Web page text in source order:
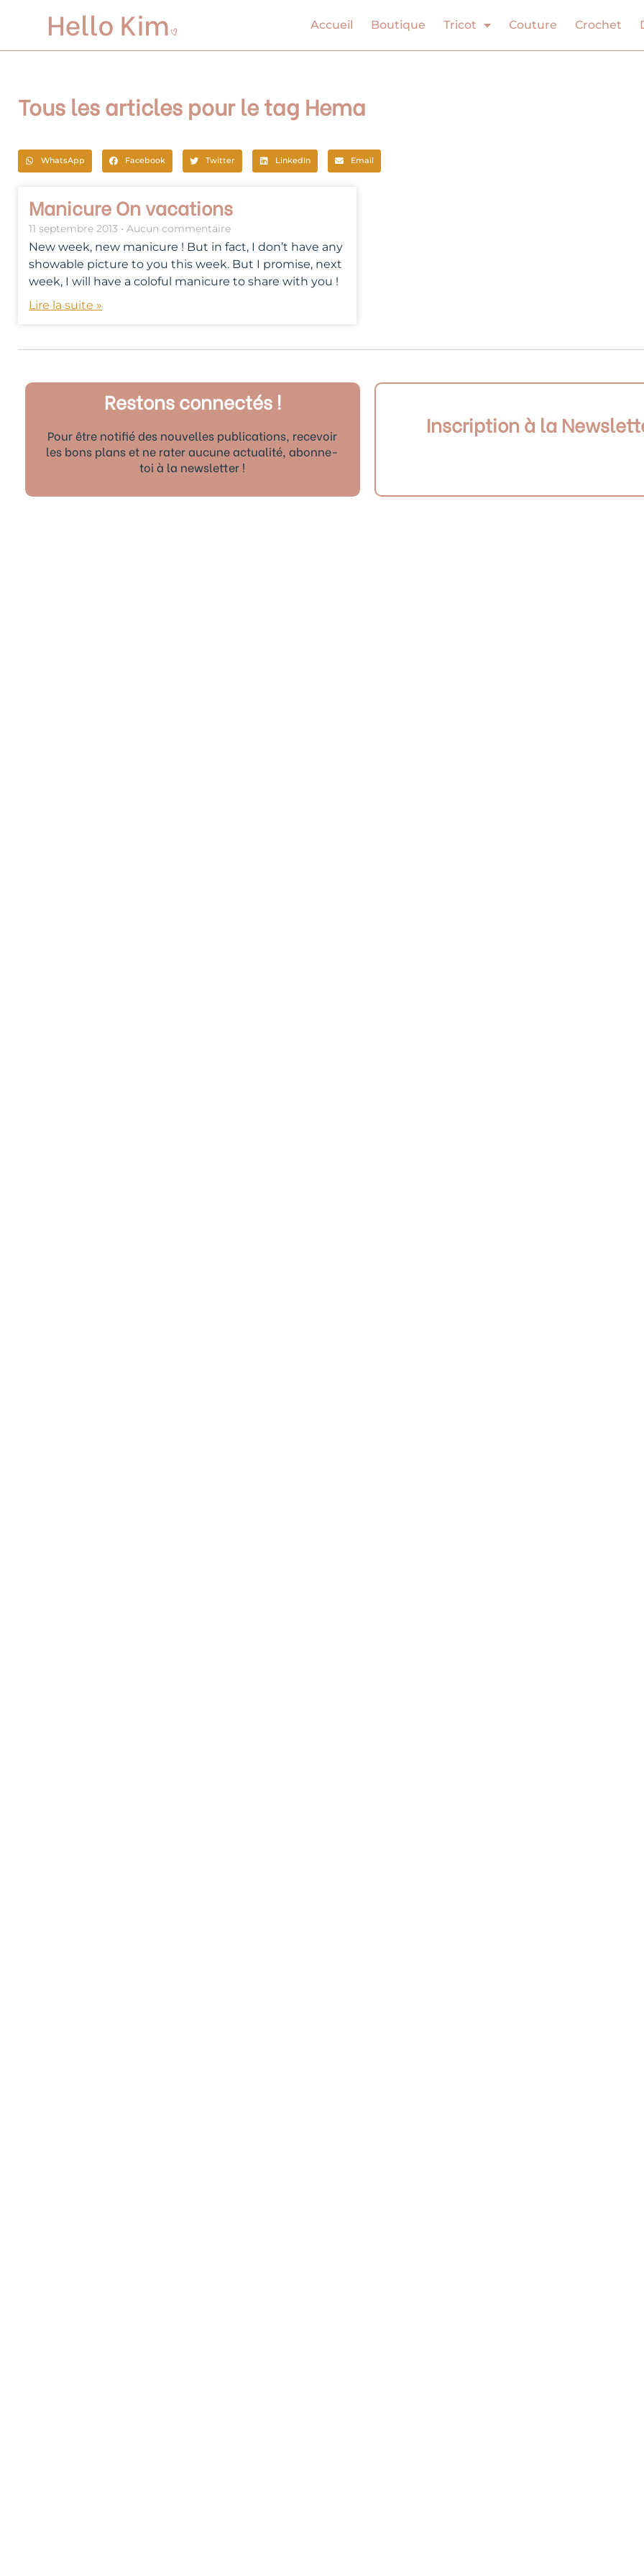
Accueil Boutique Tricot Couture Crochet
Tous les articles pour le tag Hema
WhatsApp Facebook Twitter LinkedIn Email
Manicure On vacations
11 septembre 2013 Aucun commentaire
New week, new manicure ! But in fact, I don’t have any
showable picture to you this week. But I promise, next
week, I will have a coloful manicure to share with you !
Lire la suite »
Restons connectés !
Pour être notifié des nouvelles publications, recevoir
les bons plans et ne rater aucune actualité, abonne-
toi à la newsletter !
Inscription à la